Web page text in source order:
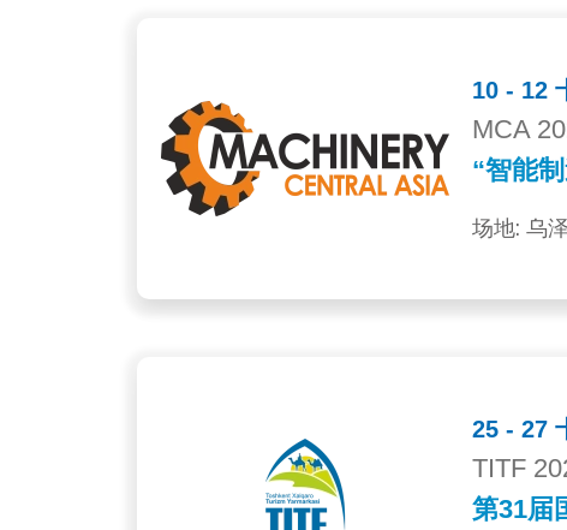
10 - 12
MCA
“智能
场地: 乌
25 - 27
TITF
第31届